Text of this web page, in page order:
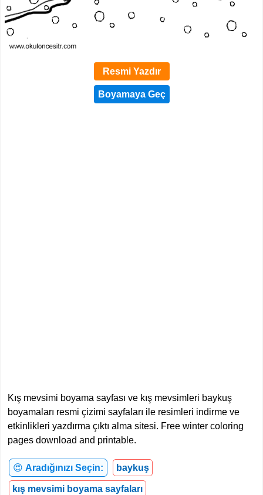
Resmi Yazdır
Kış mevsimi boyama sayfası ve kış mevsimleri baykuş
boyamaları resmi çizimi sayfaları ile resimleri indirme ve
etkinlikleri yazdırma çıktı alma sitesi. Free winter coloring
pages download and printable.
😍 Aradığınızı Seçin: baykuş
kış mevsimi boyama sayfaları